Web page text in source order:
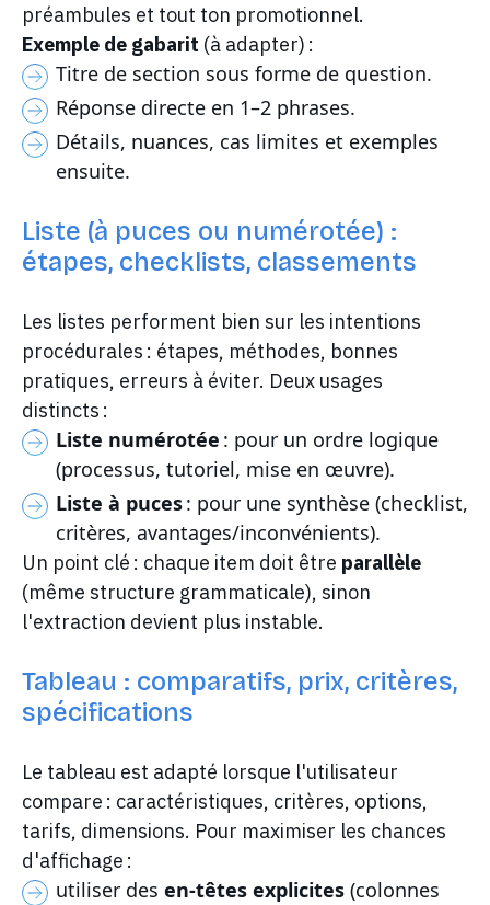
préambules et tout ton promotionnel.
Exemple de gabarit (à adapter) :
Titre de section sous forme de question.
Réponse directe en 1–2 phrases.
Détails, nuances, cas limites et exemples
ensuite.
Liste (à puces ou numérotée) :
étapes, checklists, classements
Les listes performent bien sur les intentions
procédurales : étapes, méthodes, bonnes
pratiques, erreurs à éviter. Deux usages
distincts :
Liste numérotée : pour un ordre logique
(processus, tutoriel, mise en œuvre).
Liste à puces: pour une synthèse (checklist,
critères, avantages/inconvénients).
Un point clé : chaque item doit être parallèle
(même structure grammaticale), sinon
l'extraction devient plus instable.
Tableau : comparatifs, prix, critères,
spécifications
Le tableau est adapté lorsque l'utilisateur
compare : caractéristiques, critères, options,
tarifs, dimensions. Pour maximiser les chances
d'affichage :
utiliser desen-têtes explicites (colonnes